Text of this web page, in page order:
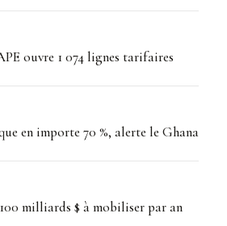
ouvre 1 074 lignes tarifaires
en importe 70 %, alerte le Ghana
milliards $ à mobiliser par an